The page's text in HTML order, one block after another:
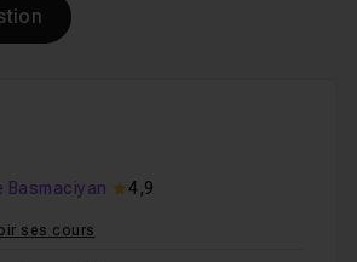
Basmaciyan 4,9
ses cours